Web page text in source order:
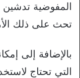
المفوضية تدشين
تحث على ذلك
بالإضافة إلى
التي تحتاج